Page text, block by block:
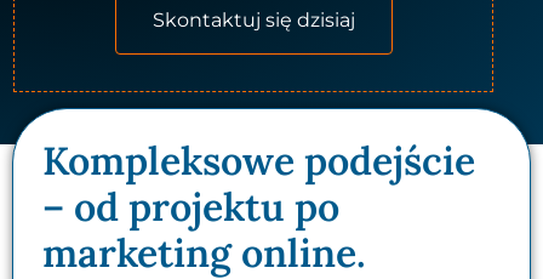
Skontaktuj się dzisiaj
Kompleksowe podejście
– od projektu po
marketing online.